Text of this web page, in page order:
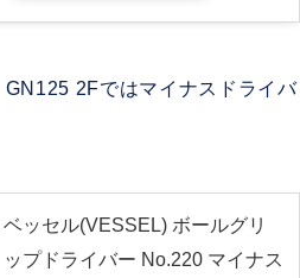
2Fではマイナスドライバ
ベッセル(VESSEL) ボールグリ
ップドライバー No.220 マイナス